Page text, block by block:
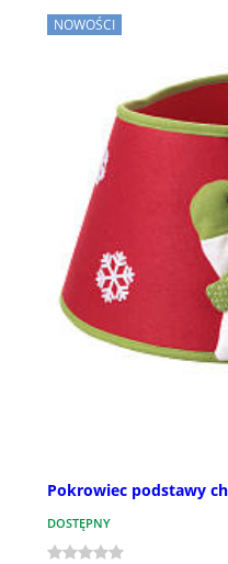
NOWOŚCI
Pokrowiec podstawy
DOSTĘPNY